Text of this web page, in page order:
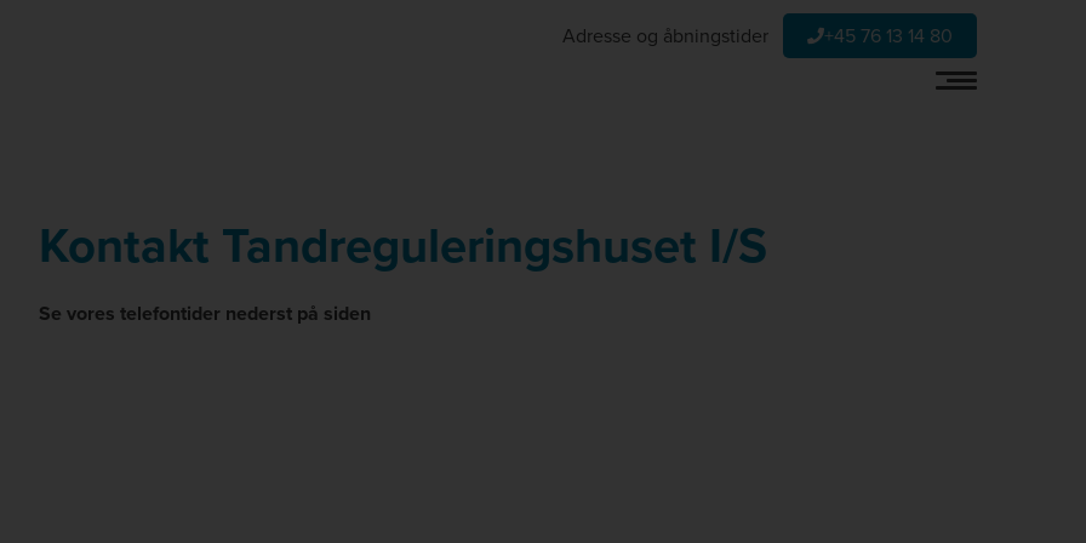
Adresse og åbningstider +45 76 13 14 80
Kontakt Tandreguleringshuset I/S
Se vores telefontider nederst på siden